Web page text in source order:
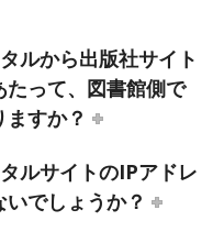
ルから出版社サイト
って、図書館側で
すか？
ルサイトのIPアドレ
でしょうか？